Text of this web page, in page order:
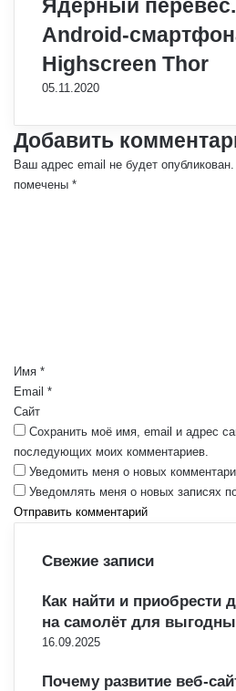
Ядерный
Android-
Highscreen Thor
05.11.2020
Добавить
Ваш адрес email не будет опубликован.
помечены *
р
и
й
*
Имя *
Email *
Сайт
Сохранить моё имя, email и адрес
последующих моих комментариев.
Уведомить меня о новых
Уведомлять меня о новых записях
Свежие записи
Как найти и приобрести
на самолёт для
16.09.2025
Почему развитие веб-